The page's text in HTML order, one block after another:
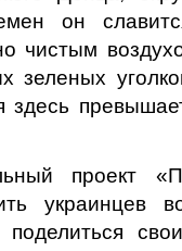
он
чистым
зеленых
проект
украинцев